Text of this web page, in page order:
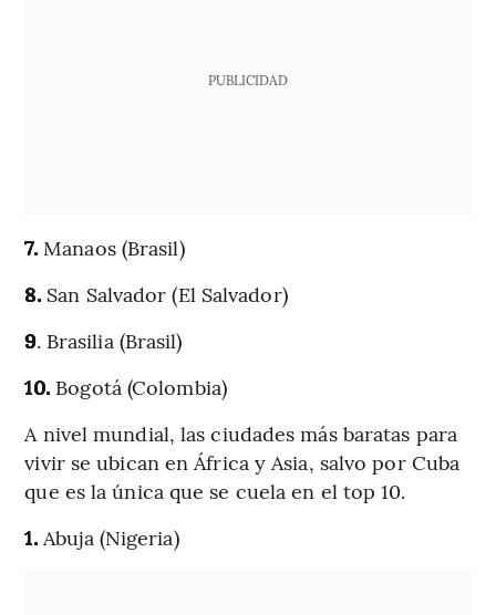
PUBLICIDAD
7.Manaos (Brasil)
8. San Salvador (El Salvador)
9. Brasilia (Brasil)
10. Bogotá (Colombia)
A nivel mundial, las ciudades más baratas para
vivir se ubican en África y Asia, salvo por Cuba
que es la única que se cuela en el top 10.
1.Abuja (Nigeria)